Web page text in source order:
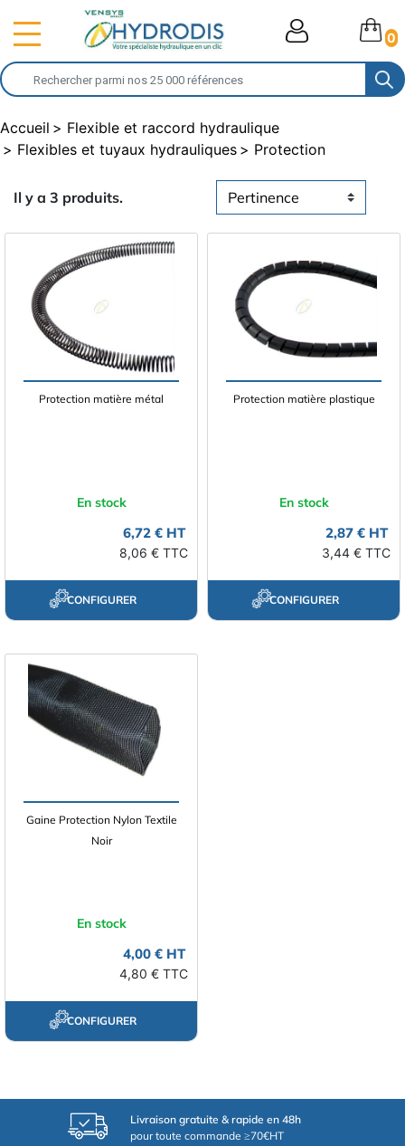
0
Accueil
Flexible et raccord hydraulique
Flexibles et tuyaux hydrauliques
Protection
Il y a 3 produits.
Protection matière métal
En stock
6,72 € HT
8,06 € TTC
CONFIGURER
Protection matière plastique
En stock
2,87 € HT
3,44 € TTC
CONFIGURER
Gaine Protection Nylon Textile
Noir
En stock
4,00 € HT
4,80 € TTC
CONFIGURER
Livraison gratuite & rapide en 48h
pour toute commande ≥70€HT